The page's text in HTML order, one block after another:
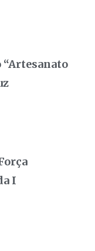
“Artesanato
I